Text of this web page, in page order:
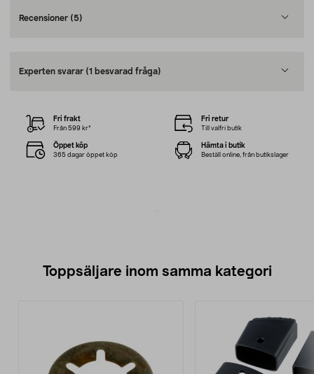
Recensioner (5)
Experten svarar (1 besvarad fråga)
Fri frakt
Från 599 kr*
Fri retur
Till valfri butik
Öppet köp
365 dagar öppet köp
Hämta i butik
Beställ online, från butikslager
Toppsäljare inom samma kategori